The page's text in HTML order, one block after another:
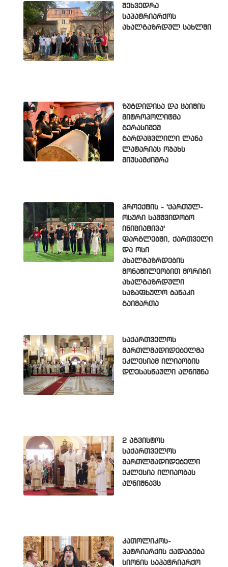
შეხვედრა
საპატრიარქოს
ახალგაზრდულ სახლში
ზუგდიდისა და ცაიშის
მიტროპოლიტმა
გერასიმემ
გარდაცვლილი ლანა
ლატარიას ოჯახს
მიუსამძიმრა
პროექტის - 'ქართულ-
ოსური სამშვიდობო
ინიციატივა'
ფარგლებში, ქართველი
და ოსი
ახალგაზრდების
მონაწილეობით მორიგი
ახალგაზრდული
საზაფხულო ბანაკი
გაიმართა
საქართველოს
მართლმადიდებელმა
ეკლესიამ ილიაობის
დღესასწაული აღნიშნა
2 აგვისტოს
საქართველოს
მართლმადიდებელი
ეკლესია ილიაობას
აღნიშნავს
კათოლიკოს-
პატრიარქის ქადაგება
სიონის საპატრიარქო